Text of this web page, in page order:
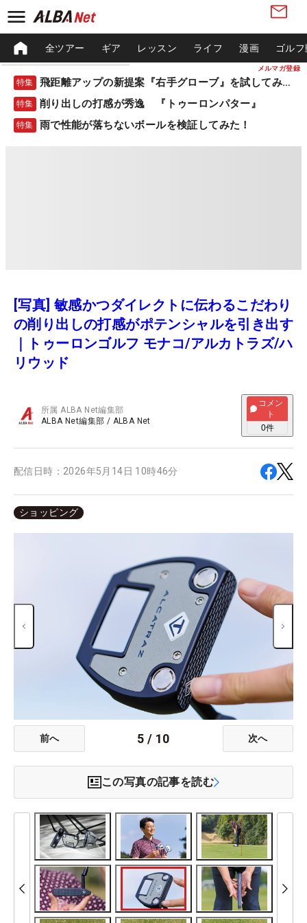
メルマガ登録
全ツアー ギア レッスン ライフ 漫画 ゴル
特集 飛距離アップの新提案『右手グローブ』を試してみた！
特集 削り出しの打感が秀逸 『トゥーロンパター』
特集 雨で性能が落ちないボールを検証してみた！
[写真] 敏感かつダイレクトに伝わるこだわり
の削り出しの打感がポテンシャルを引き出す
｜トゥーロンゴルフ モナコ/アルカトラズ/ハ
リウッド
所属ALBA Net編集部
ALBA Net編集部 / ALBA Net
コメン
ト
0件
配信日時： 2026年5月14日 10時46分
ショッピング
前へ 5 / 10 次へ
この写真の記事を読む